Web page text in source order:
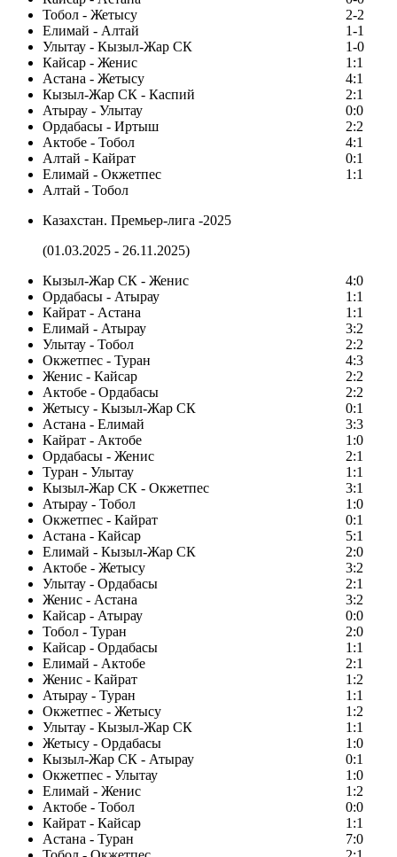
Тобол - Жетысу
2-2
Елимай - Алтай
1-1
Улытау - Кызыл-Жар СК
1-0
Кайсар - Женис
1:1
Астана - Жетысу
4:1
Кызыл-Жар СК - Каспий
2:1
Атырау - Улытау
0:0
Ордабасы - Иртыш
2:2
Актобе - Тобол
4:1
Алтай - Кайрат
0:1
Елимай - Окжетпес
1:1
Алтай - Тобол
Казахстан. Премьер-лига -2025
(01.03.2025 - 26.11.2025)
Кызыл-Жар СК - Женис
4:0
Ордабасы - Атырау
1:1
Кайрат - Астана
1:1
Елимай - Атырау
3:2
Улытау - Тобол
2:2
Окжетпес - Туран
4:3
Женис - Кайсар
2:2
Актобе - Ордабасы
2:2
Жетысу - Кызыл-Жар СК
0:1
Астана - Елимай
3:3
Кайрат - Актобе
1:0
Ордабасы - Женис
2:1
Туран - Улытау
1:1
Кызыл-Жар СК - Окжетпес
3:1
Атырау - Тобол
1:0
Окжетпес - Кайрат
0:1
Астана - Кайсар
5:1
Елимай - Кызыл-Жар СК
2:0
Актобе - Жетысу
3:2
Улытау - Ордабасы
2:1
Женис - Астана
3:2
Кайсар - Атырау
0:0
Тобол - Туран
2:0
Кайсар - Ордабасы
1:1
Елимай - Актобе
2:1
Женис - Кайрат
1:2
Атырау - Туран
1:1
Окжетпес - Жетысу
1:2
Улытау - Кызыл-Жар СК
1:1
Жетысу - Ордабасы
1:0
Кызыл-Жар СК - Атырау
0:1
Окжетпес - Улытау
1:0
Елимай - Женис
1:2
Актобе - Тобол
0:0
Кайрат - Кайсар
1:1
Астана - Туран
7:0